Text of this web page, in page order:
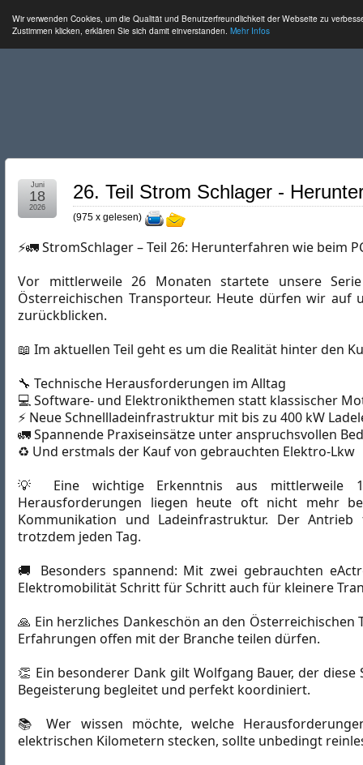
Wir verwenden Cookies, um die Qualität und Benutzerfreundlichkeit der Webseite zu
Zustimmen klicken, erklären Sie sich damit einverstanden. Mehr Infos
26. Teil Strom Schlager -
(975 x gelesen)
Juni
18
2026
⚡🚛 StromSchlager – Teil 26: Herunterfahren wie beim
Vor mittlerweile 26 Monaten startete unsere
Österreichischen Transporteur. Heute dürfen wir auf
zurückblicken.
📖 Im aktuellen Teil geht es um die Realität hinter den
🔧 Technische Herausforderungen im Alltag
💻 Software- und Elektronikthemen statt klassischer
⚡ Neue Schnellladeinfrastruktur mit bis zu 400 kW
🚛 Spannende Praxiseinsätze unter anspruchsvollen
♻️ Und erstmals der Kauf von gebrauchten Elektro-Lkw
💡 Eine wichtige Erkenntnis aus mittlerweile
Herausforderungen liegen heute oft nicht mehr
Kommunikation und Ladeinfrastruktur. Der
trotzdem jeden Tag.
🚚 Besonders spannend: Mit zwei gebrauchten
Elektromobilität Schritt für Schritt auch für kleinere
🙏 Ein herzliches Dankeschön an den
Erfahrungen offen mit der Branche teilen dürfen.
👏 Ein besonderer Dank gilt Wolfgang Bauer, der
Begeisterung begleitet und perfekt koordiniert.
📚 Wer wissen möchte, welche
elektrischen Kilometern stecken, sollte unbedingt